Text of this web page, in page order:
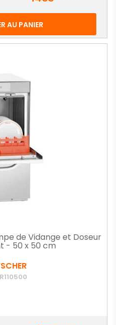
AU PANIER
de Vidange et Doseur
- 50 x 50 cm